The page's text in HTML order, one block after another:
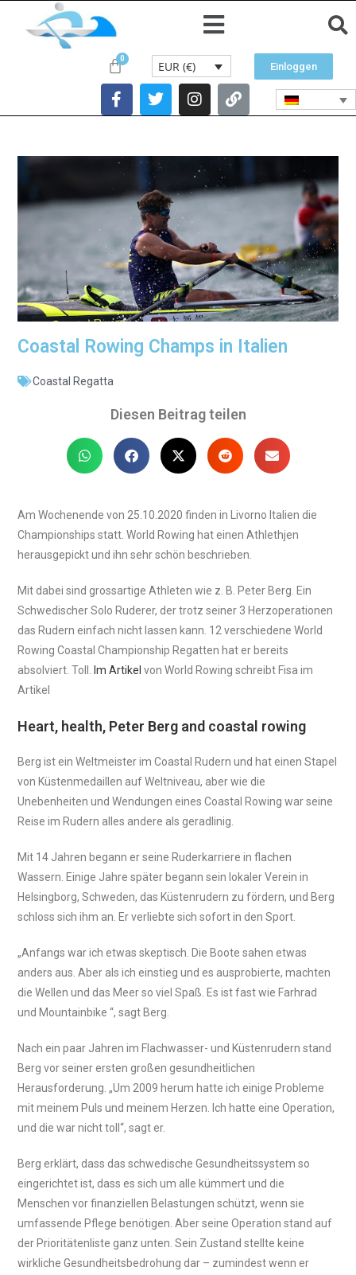
EUR (€) Einloggen
Coastal Rowing Champs in Italien
Coastal Regatta
Diesen Beitrag teilen
Am Wochenende von 25.10.2020 finden in Livorno Italien die
Championships statt. World Rowing hat einen Athlethjen
herausgepickt und ihn sehr schön beschrieben.
Mit dabei sind grossartige Athleten wie z. B. Peter Berg. Ein
Schwedischer Solo Ruderer, der trotz seiner 3 Herzoperationen
das Rudern einfach nicht lassen kann. 12 verschiedene World
Rowing Coastal Championship Regatten hat er bereits
absolviert. Toll.
Im Artikelvon World Rowing schreibt Fisa im
Artikel
Heart, health, Peter Berg and coastal rowing
Berg ist ein Weltmeister im Coastal Rudern und hat einen Stapel
von Küstenmedaillen auf Weltniveau, aber wie die
Unebenheiten und Wendungen eines Coastal Rowing war seine
Reise im Rudern alles andere als geradlinig.
Mit 14 Jahren begann er seine Ruderkarriere in flachen
Wassern. Einige Jahre später begann sein lokaler Verein in
Helsingborg, Schweden, das Küstenrudern zu fördern, und Berg
schloss sich ihm an. Er verliebte sich sofort in den Sport.
„Anfangs war ich etwas skeptisch. Die Boote sahen etwas
anders aus. Aber als ich einstieg und es ausprobierte, machten
die Wellen und das Meer so viel Spaß. Es ist fast wie Farhrad
und Mountainbike “, sagt Berg.
Nach ein paar Jahren im Flachwasser- und Küstenrudern stand
Berg vor seiner ersten großen gesundheitlichen
Herausforderung. „Um 2009 herum hatte ich einige Probleme
mit meinem Puls und meinem Herzen. Ich hatte eine Operation,
und die war nicht toll“, sagt er.
Berg erklärt, dass das schwedische Gesundheitssystem so
eingerichtet ist, dass es sich um alle kümmert und die
Menschen vor finanziellen Belastungen schützt, wenn sie
umfassende Pflege benötigen. Aber seine Operation stand auf
der Prioritätenliste ganz unten. Sein Zustand stellte keine
wirkliche Gesundheitsbedrohung dar – zumindest wenn er